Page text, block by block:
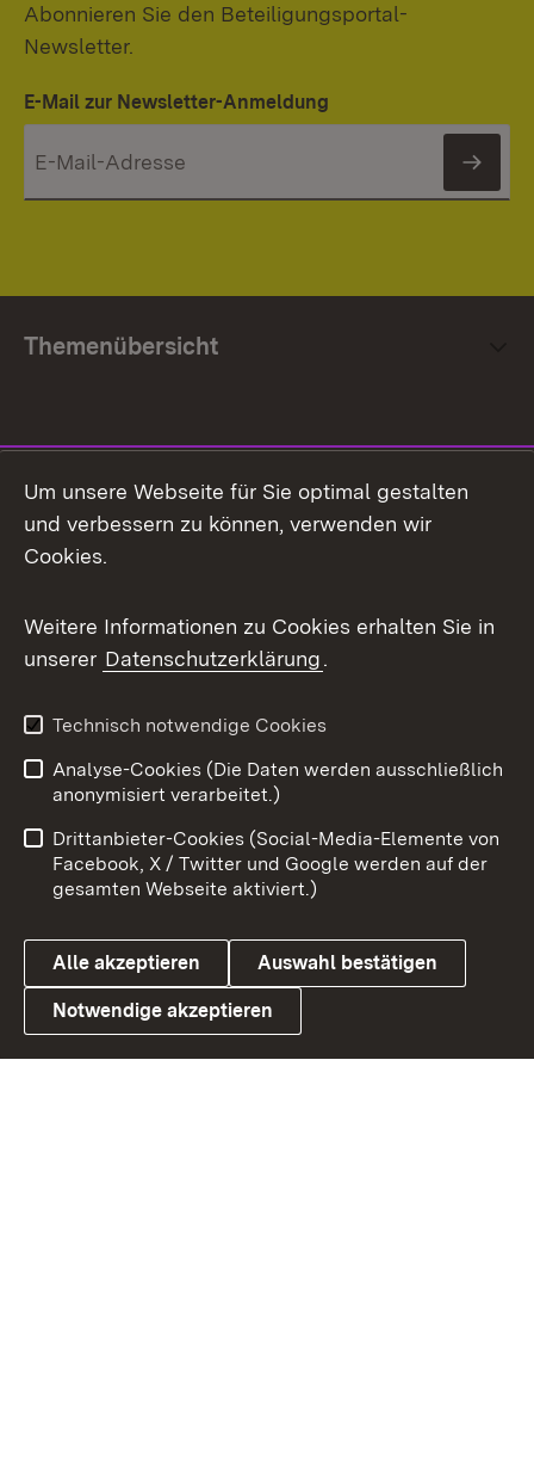
Abonnieren Sie den Beteiligungsportal-
Newsletter.
E-Mail zur Newsletter-Anmeldung
Themenübersicht
Facebook
X / Twitter
Youtube
Link zum Landesportal
Impressum
Kontakt
Barrierefreiheit
Datenschutz
Cookies
Um unsere Webseite für Sie optimal gestalten
und verbessern zu können, verwenden wir
Cookies.
Weitere Informationen zu Cookies erhalten Sie in
unserer Datenschutzerklärung.
Technisch notwendige Cookies
Analyse-Cookies (Die Daten werden ausschließlich
anonymisiert verarbeitet.)
Drittanbieter-Cookies (Social-Media-Elemente von
Facebook, X / Twitter und Google werden auf der
gesamten Webseite aktiviert.)
Alle akzeptieren Auswahl bestätigen
Notwendige akzeptieren